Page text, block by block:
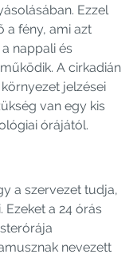
Ezzel
a fény, ami azt
nappali és
A cirkadián
jelzései
van egy kis
órájától.
a szervezet tudja,
Ezeket a 24 órás
nevezett